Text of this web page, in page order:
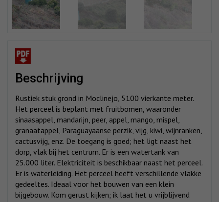
beschrijving
Rustiek stuk grond in Moclinejo, 5100 vierkante meter.
Het perceel is beplant met fruitbomen, waaronder
sinaasappel, mandarijn, peer, appel, mango, mispel,
granaatappel, Paraguayaanse perzik, vijg, kiwi, wijnranken,
cactusvijg, enz. De toegang is goed; het ligt naast het
dorp, vlak bij het centrum. Er is een watertank van
25.000 liter. Elektriciteit is beschikbaar naast het perceel.
Er is waterleiding. Het perceel heeft verschillende vlakke
gedeeltes. Ideaal voor het bouwen van een klein
bijgebouw. Kom gerust kijken; ik laat het u vrijblijvend